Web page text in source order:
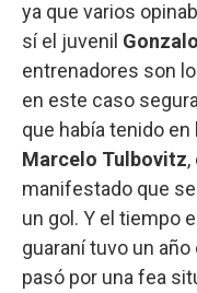
ya que varios
sí el juvenil
entrenadores son
en este caso
que había tenido en
Marcelo Tulbovitz
manifestado que
un gol. Y el tiempo
guaraní tuvo un
pasó por una fea